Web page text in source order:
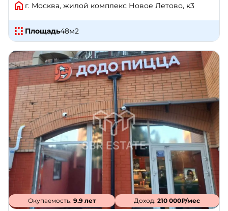
г. Москва, жилой комплекс Новое Летово, к3
Площадь48м2
Окупаемость: 9.9 лет Доход:210 000₽/мес